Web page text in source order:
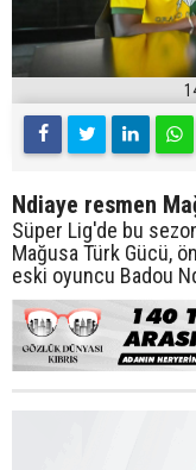
Ndiaye resmen
Süper Lig'de bu
Mağusa Türk Gücü,
eski oyuncu Badou